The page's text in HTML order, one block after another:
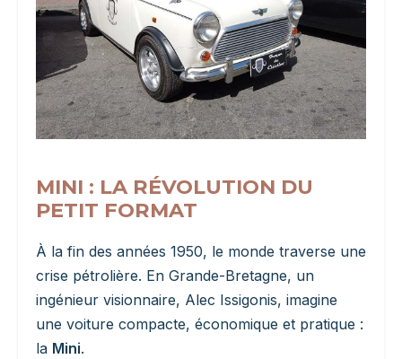
MINI : LA RÉVOLUTION DU
PETIT FORMAT
À la fin des années 1950, le monde traverse une
crise pétrolière. En Grande-Bretagne, un
ingénieur visionnaire, Alec Issigonis, imagine
une voiture compacte, économique et pratique :
la Mini.